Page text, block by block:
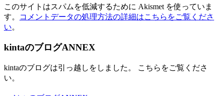
このサイトはスパムを低減するために Akismet を使っていま
す。
コメントデータの処理方法の詳細はこちらをご覧くださ
い。
kintaのブログANNEX
kintaのブログは引っ越しをしました。 こちらをご覧くださ
い。